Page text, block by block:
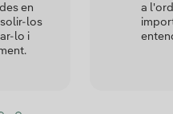
en
los
lo i
a